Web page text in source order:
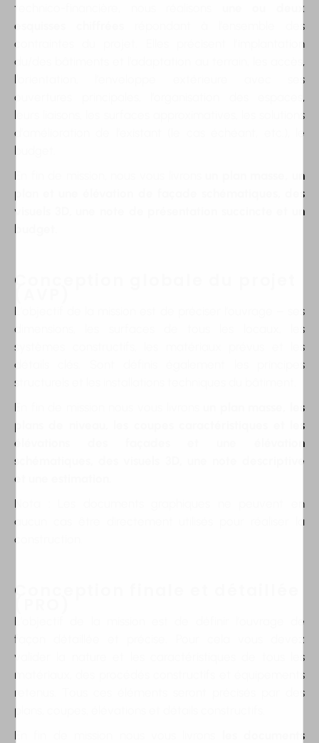
technico-financière, nous réalisons
une ou deux
esquisses
répondant à l’ensemble des
contraintes du projet. Elles précisent l’implantation
du/des bâtiments et l’adaptation au terrain, les accès,
l’orientation, l’enveloppe extérieure avec ses
ouvertures principales, l’organisation des espaces,
leurs liaisons, les surfaces approximatives, les solutions
d’amélioration de l’existant (le cas échéant, etc.), le
budget.
En fin de mission, nous vous livrons
un plan masse, un
plan et une élévation de façade schématiques, des
visuels 3D, une note de présentation succincte et un
budget.
Conception globale du projet
L’objectif de la mission est de préciser l’ouvrage – ses
dimensions, les surfaces de tous les locaux, les
systèmes constructifs, les matériaux prévus et les
détails clés. Sont définis également les principes
structurels et les installations techniques du bâtiment.
En fin de mission nous vous livrons
un plan masse, les
plans de niveau, les coupes caractéristiques et les
élévations des façades et une élévation
schématiques, des visuels 3D, une note descriptive
et une estimation.
Nota : Les documents graphiques ne peuvent en
aucun cas être directement utilisés pour réaliser la
construction.
Conception finale et détaillée
L’objectif de la mission est de définir l’ouvrage de
façon détaillée et précise. Pour cela vous devez
valider la nature et les caractéristiques de tous les
matériaux, des procédés constructifs et équipements
retenus. Tous ces éléments seront précisés par des
plans, coupes, élévations et détails constructifs.
En fin de mission nous vous livrons
les documents